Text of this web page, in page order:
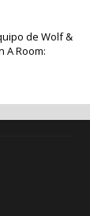
de Wolf &
A Room: